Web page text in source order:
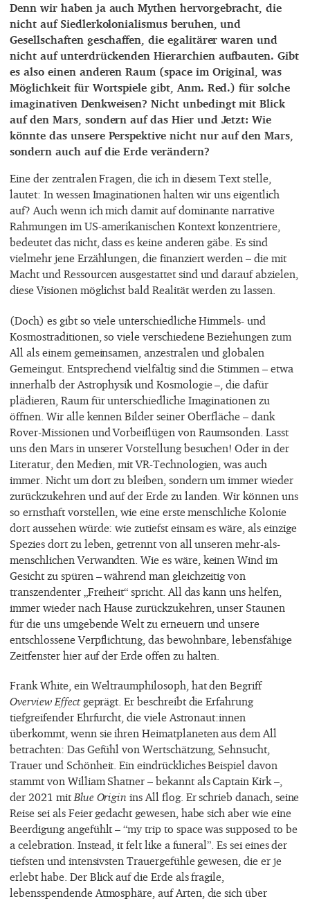
Denn wir haben ja auch Mythen hervorgebracht, die
nicht auf Siedlerkolonialismus beruhen, und
Gesellschaften geschaffen, die egalitärer waren und
nicht auf unterdrückenden Hierarchien aufbauten. Gibt
es also einen anderen Raum (space im Original, was
Möglichkeit für Wortspiele gibt, Anm. Red.) für solche
imaginativen Denkweisen? Nicht unbedingt mit Blick
auf den Mars, sondern auf das Hier und Jetzt: Wie
könnte das unsere Perspektive nicht nur auf den Mars,
sondern auch auf die Erde verändern?
Eine der zentralen Fragen, die ich in diesem Text stelle,
lautet: In wessen Imaginationen halten wir uns eigentlich
auf? Auch wenn ich mich damit auf dominante narrative
Rahmungen im US-amerikanischen Kontext konzentriere,
bedeutet das nicht, dass es keine anderen gäbe. Es sind
vielmehr jene Erzählungen, die finanziert werden – die mit
Macht und Ressourcen ausgestattet sind und darauf abzielen,
diese Visionen möglichst bald Realität werden zu lassen.
(Doch) es gibt so viele unterschiedliche Himmels- und
Kosmostraditionen, so viele verschiedene Beziehungen zum
All als einem gemeinsamen, anzestralen und globalen
Gemeingut. Entsprechend vielfältig sind die Stimmen – etwa
innerhalb der Astrophysik und Kosmologie –, die dafür
plädieren, Raum für unterschiedliche Imaginationen zu
öffnen. Wir alle kennen Bilder seiner Oberfläche – dank
Rover-Missionen und Vorbeiflügen von Raumsonden. Lasst
uns den Mars in unserer Vorstellung besuchen! Oder in der
Literatur, den Medien, mit VR-Technologien, was auch
immer. Nicht um dort zu bleiben, sondern um immer wieder
zurückzukehren und auf der Erde zu landen. Wir können uns
so ernsthaft vorstellen, wie eine erste menschliche Kolonie
dort aussehen würde: wie zutiefst einsam es wäre, als einzige
Spezies dort zu leben, getrennt von all unseren mehr-als-
menschlichen Verwandten. Wie es wäre, keinen Wind im
Gesicht zu spüren – während man gleichzeitig von
transzendenter „Freiheit“ spricht. All das kann uns helfen,
immer wieder nach Hause zurückzukehren, unser Staunen
für die uns umgebende Welt zu erneuern und unsere
entschlossene Verpflichtung, das bewohnbare, lebensfähige
Zeitfenster hier auf der Erde offen zu halten.
Frank White, ein Weltraumphilosoph, hat den Begriff
Overview Effectgeprägt. Er beschreibt die Erfahrung
tiefgreifender Ehrfurcht, die viele Astronaut:innen
überkommt, wenn sie ihren Heimatplaneten aus dem All
betrachten: Das Gefühl von Wertschätzung, Sehnsucht,
Trauer und Schönheit. Ein eindrückliches Beispiel davon
stammt von William Shatner – bekannt als Captain Kirk –,
der 2021 mitBlue Origin ins All flog. Er schrieb danach, seine
Reise sei als Feier gedacht gewesen, habe sich aber wie eine
Beerdigung angefühlt – “my trip to space was supposed to be
a celebration. Instead, it felt like a funeral”. Es sei eines der
tiefsten und intensivsten Trauergefühle gewesen, die er je
erlebt habe. Der Blick auf die Erde als fragile,
lebensspendende Atmosphäre, auf Arten, die sich über